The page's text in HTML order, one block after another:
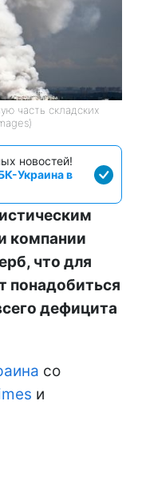
часть складских
новостей!
Украина в
компании
что для
понадобиться
дефицита
со
и